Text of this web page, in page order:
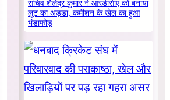
सचिव शैलेंद्र कुमार ने आरडीसीए को बनाया
लूट का अड्डा, कमीशन के खेल का हुआ
भंडाफोड़